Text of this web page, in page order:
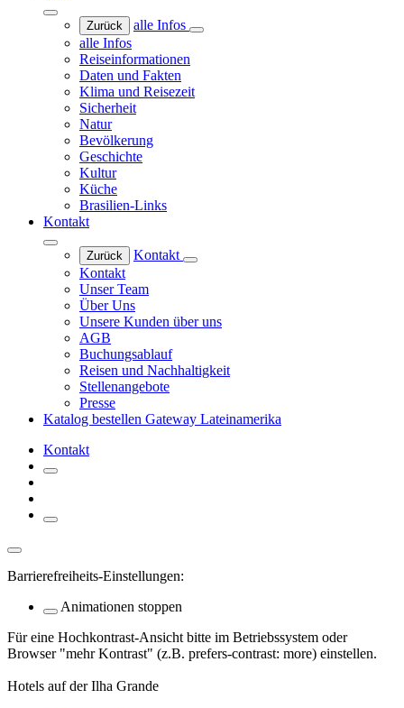
Zurück
alle Infos
alle Infos
Reiseinformationen
Daten und Fakten
Klima und Reisezeit
Sicherheit
Natur
Bevölkerung
Geschichte
Kultur
Küche
Brasilien-Links
Kontakt
Zurück
Kontakt
Kontakt
Unser Team
Über Uns
Unsere Kunden über uns
AGB
Buchungsablauf
Reisen und Nachhaltigkeit
Stellenangebote
Presse
Katalog bestellen Gateway Lateinamerika
Kontakt
Barrierefreiheits-Einstellungen:
Animationen stoppen
Für eine Hochkontrast-Ansicht bitte im Betriebssystem oder
Browser "mehr Kontrast" (z.B. prefers-contrast: more) einstellen.
Hotels auf der Ilha Grande